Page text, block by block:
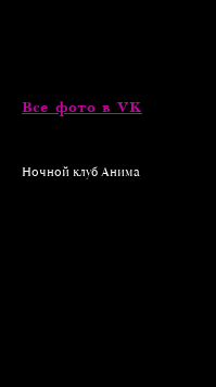
Все фото в VK
Ночной клуб Анима